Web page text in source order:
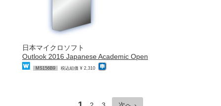
日本マイクロソフト
Outlook 2016 Japanese Academic Open
MS156B9 税込組価 ¥ 2,310